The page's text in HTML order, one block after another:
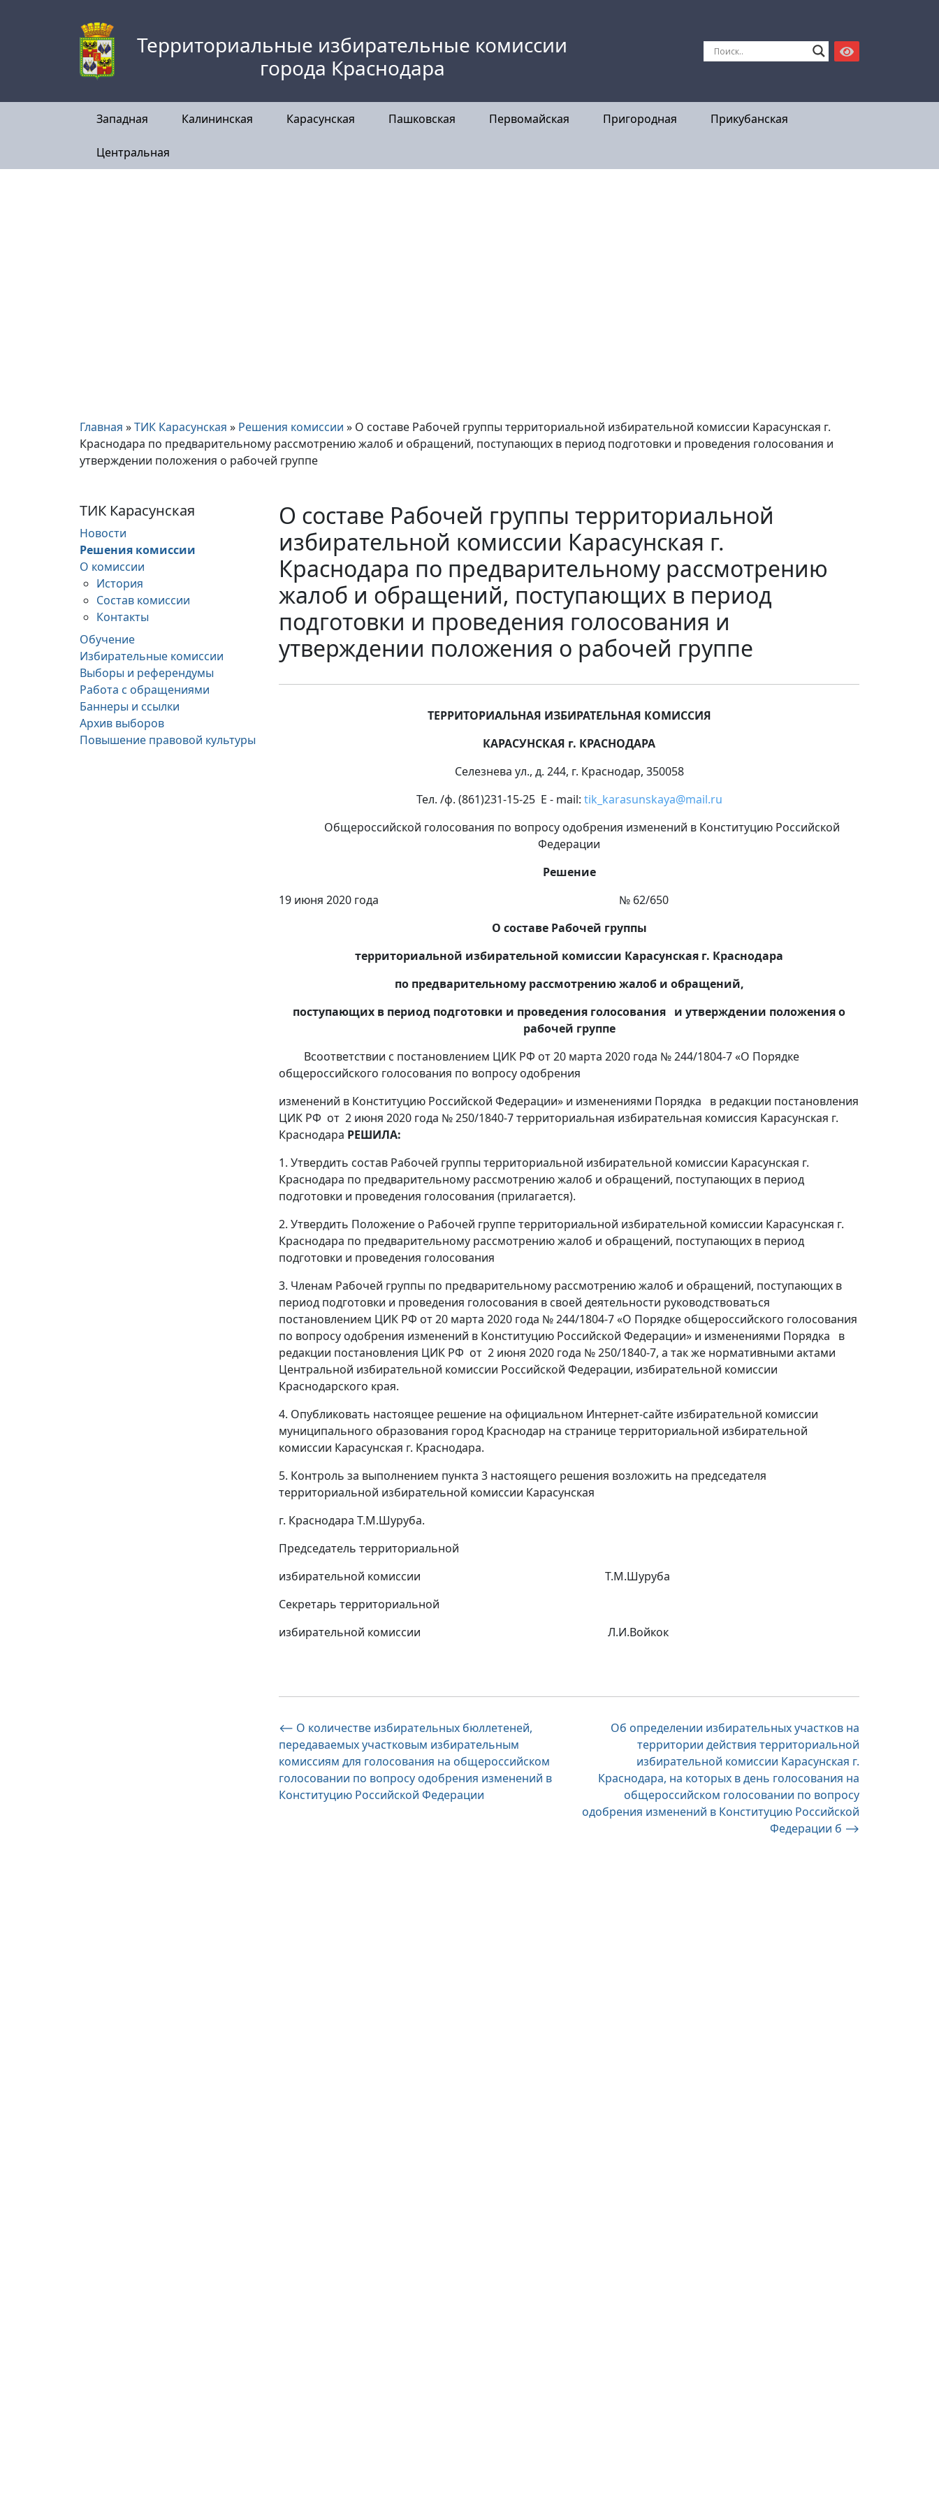
Территориальные избирательные комиссии
города Краснодара
Западная Калининская Карасунская Пашковская Первомайская Пригородная Прикубанская
Центральная
Главная »ТИК Карасунская » Решения комиссии » О составе Рабочей группы территориальной избирательной комиссии Карасунская г.
Краснодара по предварительному рассмотрению жалоб и обращений, поступающих в период подготовки и проведения голосования и
утверждении положения о рабочей группе
ТИК Карасунская
Новости
Решения комиссии
О комиссии
История
Состав комиссии
Контакты
Обучение
Избирательные комиссии
Выборы и референдумы
Работа с обращениями
Баннеры и ссылки
Архив выборов
Повышение правовой культуры
О составе Рабочей группы территориальной
избирательной комиссии Карасунская г.
Краснодара по предварительному рассмотрению
жалоб и обращений, поступающих в период
подготовки и проведения голосования и
утверждении положения о рабочей группе
ТЕРРИТОРИАЛЬНАЯ ИЗБИРАТЕЛЬНАЯ КОМИССИЯ
КАРАСУНСКАЯ г. КРАСНОДАРА
Селезнева ул., д. 244, г. Краснодар, 350058
Тел. /ф. (861)231-15-25 E - mail: tik_karasunskaya@mail.ru
Общероссийской голосования по вопросу одобрения изменений в Конституцию Российской
Федерации
Решение
19 июня 2020 года № 62/650
О составе Рабочей группы
территориальной избирательной комиссии Карасунская г. Краснодара
по предварительному рассмотрению жалоб и обращений,
поступающих в период подготовки и проведения голосования и утверждении положения о
рабочей группе
Всоответствии с постановлением ЦИК РФ от 20 марта 2020 года № 244/1804-7 «О Порядке
общероссийского голосования по вопросу одобрения
изменений в Конституцию Российской Федерации» и изменениями Порядка в редакции постановления
ЦИК РФ от 2 июня 2020 года № 250/1840-7 территориальная избирательная комиссия Карасунская г.
Краснодара РЕШИЛА:
1. Утвердить состав Рабочей группы территориальной избирательной комиссии Карасунская г.
Краснодара по предварительному рассмотрению жалоб и обращений, поступающих в период
подготовки и проведения голосования (прилагается).
2. Утвердить Положение о Рабочей группе территориальной избирательной комиссии Карасунская г.
Краснодара по предварительному рассмотрению жалоб и обращений, поступающих в период
подготовки и проведения голосования
3. Членам Рабочей группы по предварительному рассмотрению жалоб и обращений, поступающих в
период подготовки и проведения голосования в своей деятельности руководствоваться
постановлением ЦИК РФ от 20 марта 2020 года № 244/1804-7 «О Порядке общероссийского голосования
по вопросу одобрения изменений в Конституцию Российской Федерации» и изменениями Порядка в
редакции постановления ЦИК РФ от 2 июня 2020 года № 250/1840-7, а так же нормативными актами
Центральной избирательной комиссии Российской Федерации, избирательной комиссии
Краснодарского края.
4. Опубликовать настоящее решение на официальном Интернет-сайте избирательной комиссии
муниципального образования город Краснодар на странице территориальной избирательной
комиссии Карасунская г. Краснодара.
5. Контроль за выполнением пункта 3 настоящего решения возложить на председателя
территориальной избирательной комиссии Карасунская
г. Краснодара Т.М.Шуруба.
Председатель территориальной
избирательной комиссии Т.М.Шуруба
Секретарь территориальной
избирательной комиссии Л.И.Войкок
Навигация
по
записям
⟵ О количестве избирательных бюллетеней,
передаваемых участковым избирательным
комиссиям для голосования на общероссийском
голосовании по вопросу одобрения изменений в
Конституцию Российской Федерации
Об определении избирательных участков на
территории действия территориальной
избирательной комиссии Карасунская г.
Краснодара, на которых в день голосования на
общероссийском голосовании по вопросу
одобрения изменений в Конституцию Российской
Федерации б ⟶